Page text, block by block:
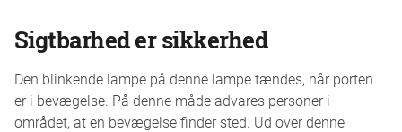
Sigtbarhed er sikkerhed
Den blinkende lampe på denne lampe tændes, når porten
er i bevægelse. På denne måde advares personer i
området, at en bevægelse finder sted. Ud over denne